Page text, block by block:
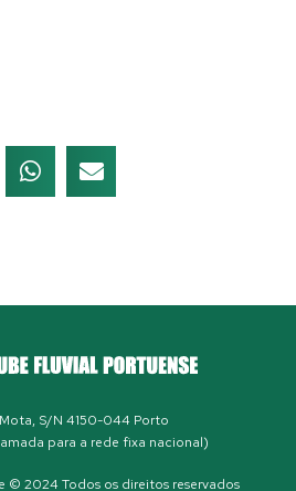
S/N 4150-044 Porto
para a rede fixa nacional)
© 2024 Todos os direitos reservados